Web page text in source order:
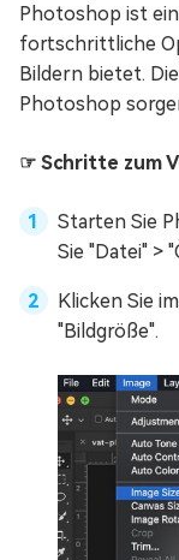
Photoshop ist
fortschrittliche
Bildern bietet.
Photoshop
☞ Schritte zum
Starten Sie
Sie "Datei" >
Klicken Sie
"Bildgröße".